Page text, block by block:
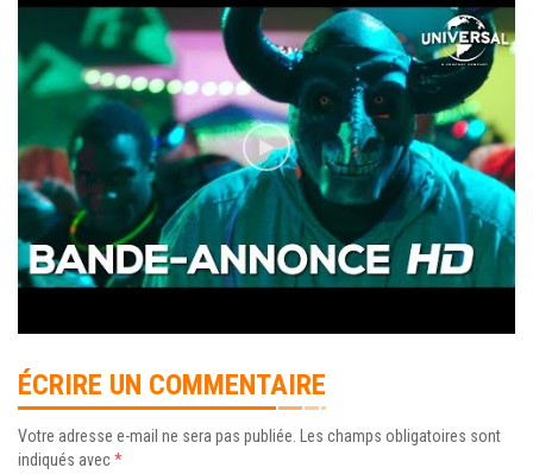
ÉCRIRE UN COMMENTAIRE
Votre adresse e-mail ne sera pas publiée. Les champs obligatoires sont
indiqués avec*